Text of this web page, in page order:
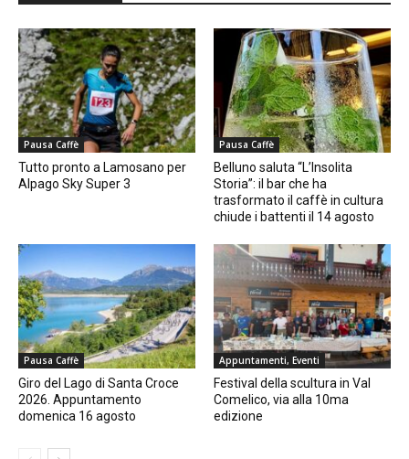
Pausa Caffè
Tutto pronto a Lamosano per
Alpago Sky Super 3
Pausa Caffè
Belluno saluta “L’Insolita
Storia”: il bar che ha
trasformato il caffè in cultura
chiude i battenti il 14 agosto
Pausa Caffè
Giro del Lago di Santa Croce
2026. Appuntamento
domenica 16 agosto
Appuntamenti, Eventi
Festival della scultura in Val
Comelico, via alla 10ma
edizione